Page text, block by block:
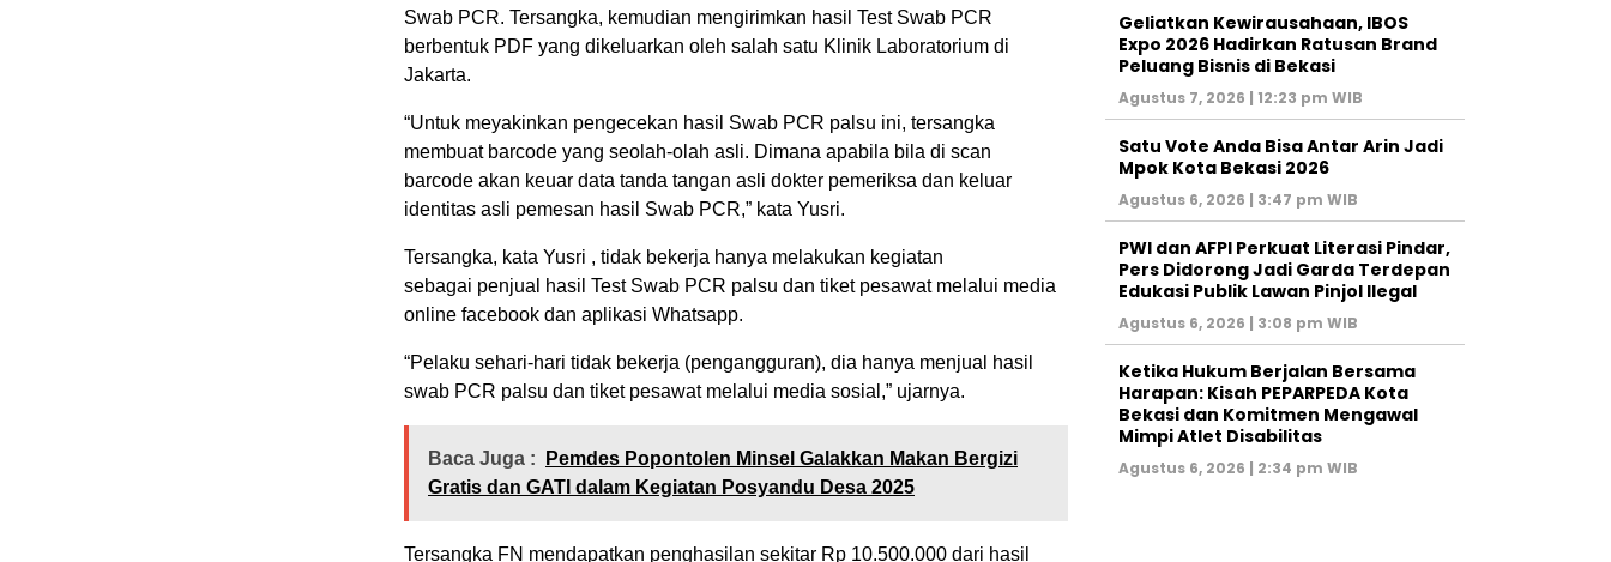
Swab PCR. Tersangka, kemudian mengirimkan hasil Test Swab PCR
berbentuk PDF yang dikeluarkan oleh salah satu Klinik Laboratorium di
Jakarta.
“Untuk meyakinkan pengecekan hasil Swab PCR palsu ini, tersangka
membuat barcode yang seolah-olah asli. Dimana apabila bila di scan
barcode akan keuar data tanda tangan asli dokter pemeriksa dan keluar
identitas asli pemesan hasil Swab PCR,” kata Yusri.
Tersangka, kata Yusri , tidak bekerja hanya melakukan kegiatan
sebagai penjual hasil Test Swab PCR palsu dan tiket pesawat melalui media
online facebook dan aplikasi Whatsapp.
“Pelaku sehari-hari tidak bekerja (pengangguran), dia hanya menjual hasil
swab PCR palsu dan tiket pesawat melalui media sosial,” ujarnya.
Baca Juga :
Pemdes Popontolen Minsel Galakkan Makan Bergizi
Gratis dan GATI dalam Kegiatan Posyandu Desa 2025
Tersangka FN mendapatkan penghasilan sekitar Rp 10.500.000 dari hasil
‎Geliatkan Kewirausahaan, IBOS
Expo 2026 Hadirkan Ratusan Brand
Peluang Bisnis di Bekasi
Agustus 7, 2026 | 12:23 pm WIB
Satu Vote Anda Bisa Antar Arin Jadi
Mpok Kota Bekasi 2026
Agustus 6, 2026 | 3:47 pm WIB
PWI dan AFPI Perkuat Literasi Pindar,
Pers Didorong Jadi Garda Terdepan
Edukasi Publik Lawan Pinjol Ilegal
Agustus 6, 2026 | 3:08 pm WIB
Ketika Hukum Berjalan Bersama
Harapan: Kisah PEPARPEDA Kota
Bekasi dan Komitmen Mengawal
Mimpi Atlet Disabilitas
Agustus 6, 2026 | 2:34 pm WIB